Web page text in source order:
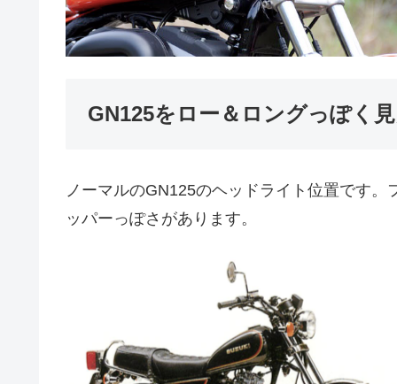
GN125をロー＆ロングっぽく
ノーマルのGN125のヘッドライト位置です
ッパーっぽさがあります。